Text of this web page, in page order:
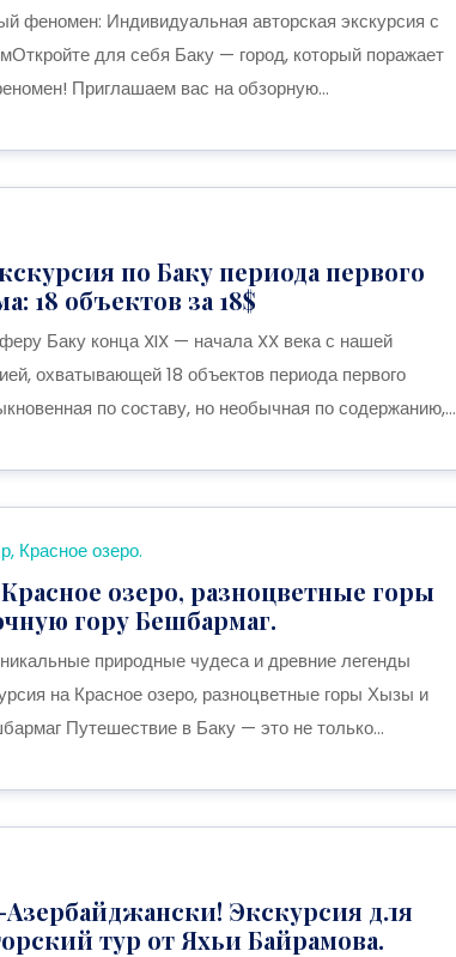
феномен: Индивидуальная авторская экскурсия с
для себя Баку — город, который поражает
Приглашаем вас на обзорную...
по Баку периода первого
18 объектов за 18$
Баку конца XIX — начала XX века с нашей
охватывающей 18 объектов периода первого
по составу, но необычная по содержанию,...
Красное озеро.
озеро, разноцветные горы
гору Бешбармаг.
природные чудеса и древние легенды
на Красное озеро, разноцветные горы Хызы и
Путешествие в Баку — это не только...
Азербайджански! Экскурсия для
тур от Яхьи Байрамова.